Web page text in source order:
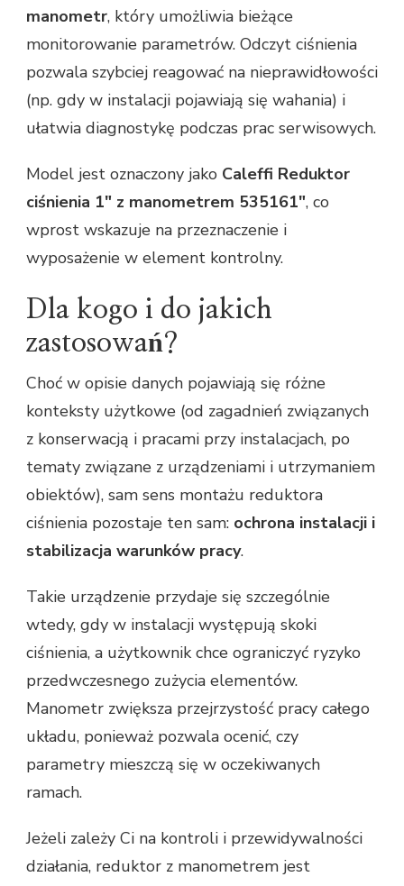
manometr, który umożliwia bieżące
monitorowanie parametrów. Odczyt ciśnienia
pozwala szybciej reagować na nieprawidłowości
(np. gdy w instalacji pojawiają się wahania) i
ułatwia diagnostykę podczas prac serwisowych.
Model jest oznaczony jako Caleffi Reduktor
ciśnienia 1" z manometrem 535161", co
wprost wskazuje na przeznaczenie i
wyposażenie w element kontrolny.
Dla kogo i do jakich
zastosowań?
Choć w opisie danych pojawiają się różne
konteksty użytkowe (od zagadnień związanych
z konserwacją i pracami przy instalacjach, po
tematy związane z urządzeniami i utrzymaniem
obiektów), sam sens montażu reduktora
ciśnienia pozostaje ten sam: ochrona instalacji i
stabilizacja warunków pracy.
Takie urządzenie przydaje się szczególnie
wtedy, gdy w instalacji występują skoki
ciśnienia, a użytkownik chce ograniczyć ryzyko
przedwczesnego zużycia elementów.
Manometr zwiększa przejrzystość pracy całego
układu, ponieważ pozwala ocenić, czy
parametry mieszczą się w oczekiwanych
ramach.
Jeżeli zależy Ci na kontroli i przewidywalności
działania, reduktor z manometrem jest